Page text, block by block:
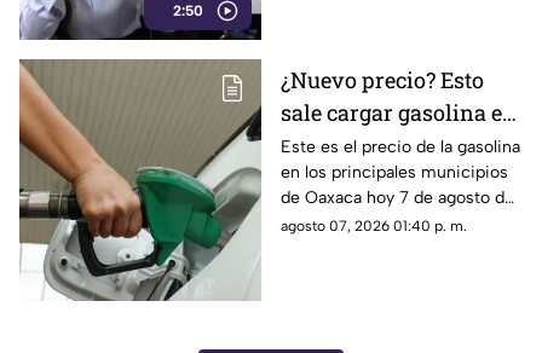
2:50
¿Nuevo precio? Esto
sale cargar gasolina en
Oaxaca este viernes 7
de agosto
Este es el precio de la gasolina
en los principales municipios
de Oaxaca hoy 7 de agosto de
2026; ten en cuenta que el
agosto 07, 2026 01:40 p. m.